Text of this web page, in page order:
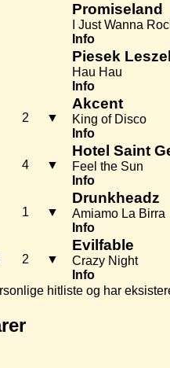
Promiseland
I Just Wanna
Info
Piesek
Hau Hau
Info
2 ▼
Akcent
King of Disco
Info
4 ▼
Hotel Saint
Feel the Sun
Info
1 ▼
Drunkheadz
Amiamo La Birra
Info
2 ▼
Evilfable
Crazy Night
Info
hitliste og har